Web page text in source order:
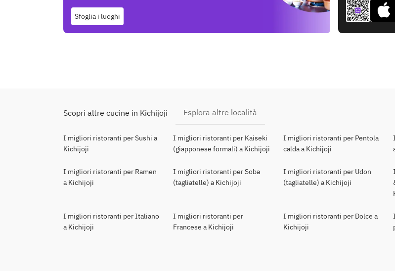
Sfoglia i luoghi
Scopri altre cucine in Kichijoji Esplora altre località
I migliori ristoranti per Sushi a
Kichijoji
I migliori ristoranti per Kaiseki
(giapponese formali) a Kichijoji
I migliori ristoranti per Pentola
calda a Kichijoji
I migliori ristoranti per Ramen
a Kichijoji
I migliori ristoranti per Soba
(tagliatelle) a Kichijoji
I migliori ristoranti per Udon
(tagliatelle) a Kichijoji
I migliori ristoranti per Italiano
a Kichijoji
I migliori ristoranti per
Francese a Kichijoji
I migliori ristoranti per Dolce a
Kichijoji